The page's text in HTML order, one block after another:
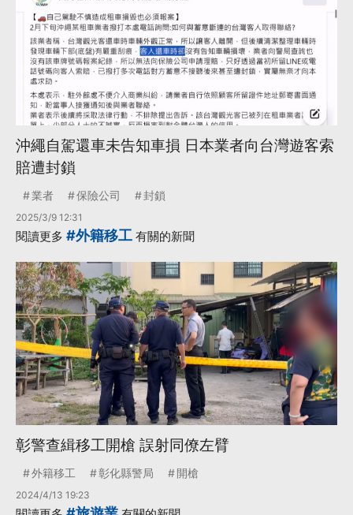
沖繩自駕還車未告知車損 日本業者向台灣遊客索
賠遭封鎖
業者 保險公司 封鎖
2025/3/9 12:31
閱讀更多 #外籍移工 有關的新聞
彰警查緝移工開槍 誤射同僚左臂
外籍移工 彰化縣警局 開槍
2024/4/13 19:23